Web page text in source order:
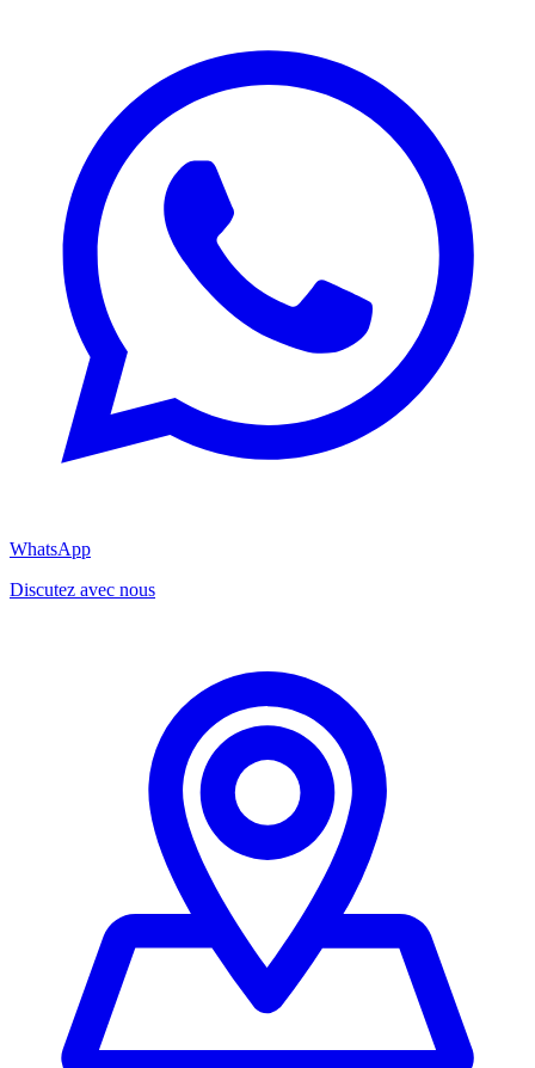
WhatsApp
Discutez avec nous